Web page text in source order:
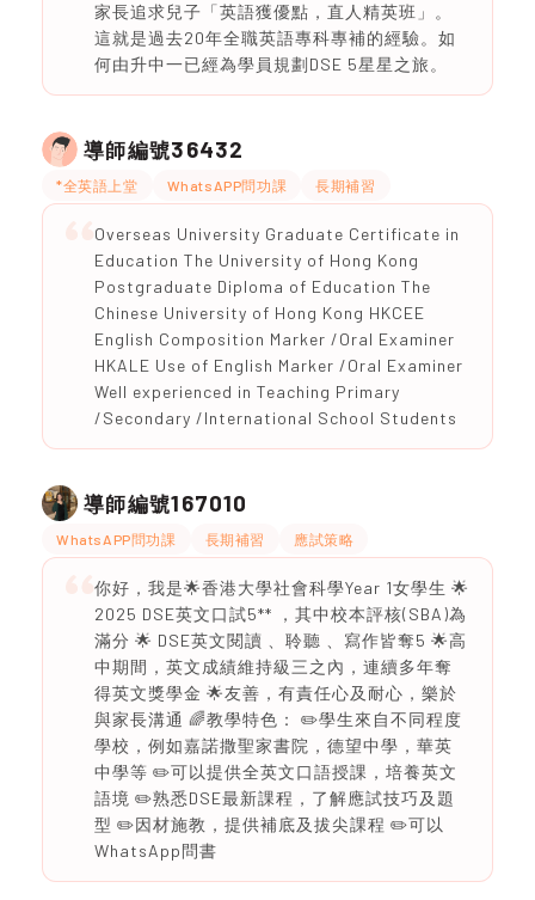
家長追求兒子「英語獲優點，直人精英班」。
這就是過去20年全職英語專科專補的經驗。如
何由升中一已經為學員規劃DSE 5星星之旅。
導師編號36432
*全英語上堂 WhatsAPP問功課 長期補習
Overseas University Graduate Certificate in
Education The University of Hong Kong
Postgraduate Diploma of Education The
Chinese University of Hong Kong HKCEE
English Composition Marker /Oral Examiner
HKALE Use of English Marker /Oral Examiner
Well experienced in Teaching Primary
/Secondary /International School Students
導師編號167010
WhatsAPP問功課 長期補習 應試策略
你好，我是🌟香港大學社會科學Year 1女學生 🌟
2025 DSE英文口試5** ，其中校本評核(SBA)為
滿分 🌟 DSE英文閱讀 、聆聽 、寫作皆奪5 🌟高
中期間，英文成績維持級三之內，連續多年奪
得英文獎學金 🌟友善，有責任心及耐心，樂於
與家長溝通 🌈教學特色： ✏️學生來自不同程度
學校，例如嘉諾撒聖家書院，德望中學，華英
中學等 ✏️可以提供全英文口語授課，培養英文
語境 ✏️熟悉DSE最新課程，了解應試技巧及題
型 ✏️因材施教，提供補底及拔尖課程 ✏️可以
WhatsApp問書